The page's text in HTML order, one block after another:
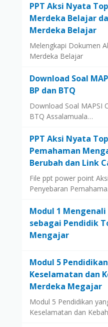
PPT Aksi Nyata
Merdeka Belajar
Merdeka Belajar
Melengkapi Dokumen
Merdeka Belajar
Download Soal
BP dan BTQ
Download Soal MAPSI
BTQ Assalamuala…
PPT Aksi Nyata
Pemahaman
Berubah dan Link
File ppt power point
Penyebaran
Modul 1
sebagai Pendidik
Mengajar
Modul 5
Keselamatan dan
Merdeka Megajar
Modul 5 Pendidikan
Keselamatan dan